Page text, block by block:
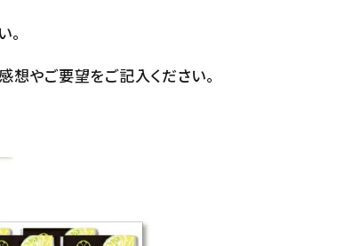
。
やご要望をご記入ください。